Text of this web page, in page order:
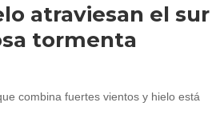
atraviesan el sur
tormenta
combina fuertes vientos y hielo está